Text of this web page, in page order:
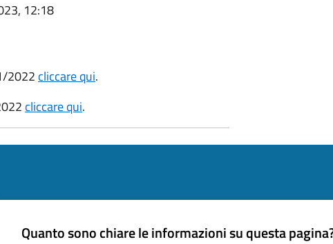
12:18
2022 cliccare qui.
cliccare qui.
Quanto sono chiare le informazioni su questa